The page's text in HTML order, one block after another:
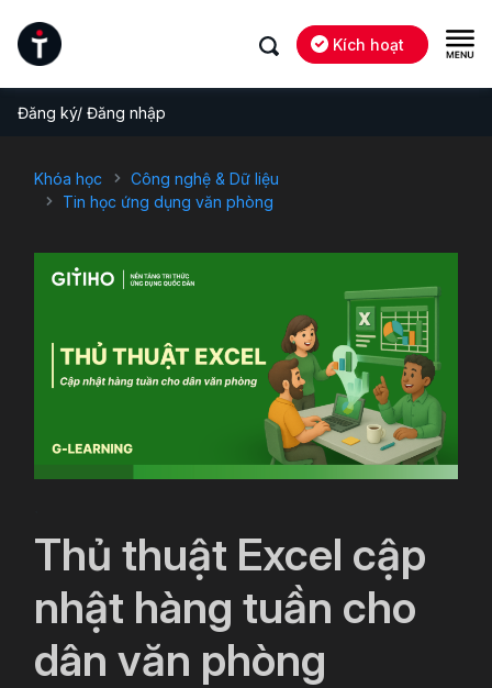
Kích hoạt
Đăng ký/ Đăng nhập
Khóa học
Công nghệ & Dữ liệu
Tin học ứng dụng văn phòng
Thủ thuật Excel cập
nhật hàng tuần cho
dân văn phòng